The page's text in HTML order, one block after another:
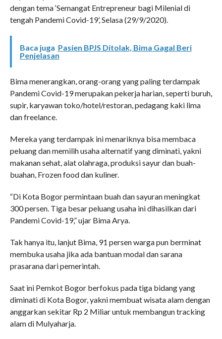
dengan tema ‘Semangat Entrepreneur bagi Milenial di
tengah Pandemi Covid-19’, Selasa (29/9/2020).
Baca juga Pasien BPJS Ditolak, Bima Gagal Beri
Penjelasan
Bima menerangkan, orang-orang yang paling terdampak
Pandemi Covid-19 merupakan pekerja harian, seperti buruh,
supir, karyawan toko/hotel/restoran, pedagang kaki lima
dan freelance.
Mereka yang terdampak ini menariknya bisa membaca
peluang dan memilih usaha alternatif yang diminati, yakni
makanan sehat, alat olahraga, produksi sayur dan buah-
buahan, Frozen food dan kuliner.
“Di Kota Bogor permintaan buah dan sayuran meningkat
300 persen. Tiga besar peluang usaha ini dihasilkan dari
Pandemi Covid-19,” ujar Bima Arya.
Tak hanya itu, lanjut Bima, 91 persen warga pun berminat
membuka usaha jika ada bantuan modal dan sarana
prasarana dari pemerintah.
Saat ini Pemkot Bogor berfokus pada tiga bidang yang
diminati di Kota Bogor, yakni membuat wisata alam dengan
anggarkan sekitar Rp 2 Miliar untuk membangun tracking
alam di Mulyaharja.